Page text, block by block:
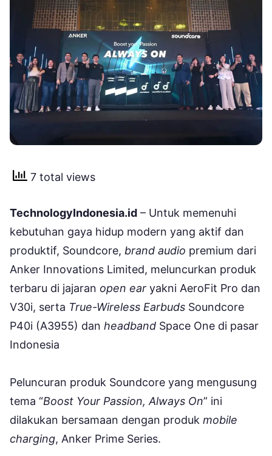
7 total views
TechnologyIndonesia.id – Untuk memenuhi
kebutuhan gaya hidup modern yang aktif dan
produktif, Soundcore, brand audio premium dari
Anker Innovations Limited, meluncurkan produk
terbaru di jajaran open ear yakni AeroFit Pro dan
V30i, serta True-Wireless Earbuds Soundcore
P40i (A3955) dan headband Space One di pasar
Indonesia
Peluncuran produk Soundcore yang mengusung
tema “Boost Your Passion, Always On” ini
dilakukan bersamaan dengan produk mobile
charging, Anker Prime Series.